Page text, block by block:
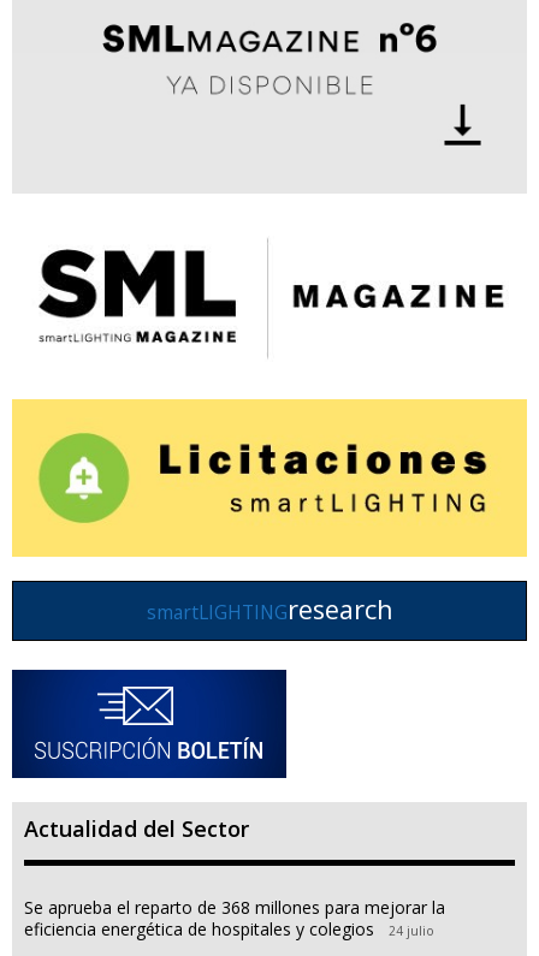
smartLIGHTINGresearch
Actualidad del Sector
Se aprueba el reparto de 368 millones para mejorar la
eficiencia energética de hospitales y colegios
24 julio